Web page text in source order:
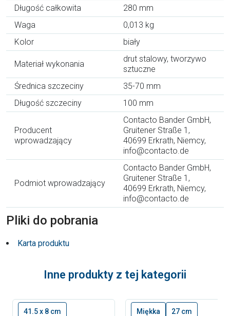
Długość całkowita
280 mm
Waga
0,013 kg
Kolor
biały
Materiał wykonania
drut stalowy, tworzywo
sztuczne
Średnica szczeciny
35-70 mm
Długość szczeciny
100 mm
Producent
wprowadzający
Contacto Bander GmbH,
Gruitener Straße 1,
40699 Erkrath, Niemcy,
info@contacto.de
Podmiot wprowadzający
Contacto Bander GmbH,
Gruitener Straße 1,
40699 Erkrath, Niemcy,
info@contacto.de
Pliki do pobrania
Karta produktu
Inne produkty z tej kategorii
41.5 x 8 cm Miękka 27 cm